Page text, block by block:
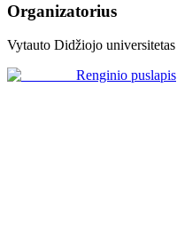
Organizatorius
Vytauto Didžiojo universitetas
Renginio puslapis